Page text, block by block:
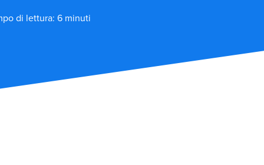
di lettura: 6 minuti